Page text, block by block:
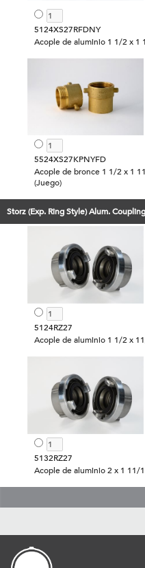
5124XS27RFDNY
Acople de aluminio 1 1/2 x 1
5524XS27KPNYFD
Acople de bronce 1 1/2 x 1
(Juego)
Storz (Exp. Ring Style) Alum.
5124RZ27
Acople de aluminio 1 1/2 x
5132RZ27
Acople de aluminio 2 x 1 11/